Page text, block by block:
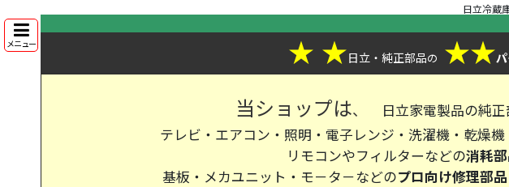
日立冷蔵
メニュー ★ ★日立・純正部品の ★★
当ショップは、
日立家電製品の純
テレビ・エアコン・照明・電子レンジ・洗濯機・乾燥
リモコンやフィルターなどの消耗部
基板・メカユニット・モ－タ－などのプロ向け修理部品